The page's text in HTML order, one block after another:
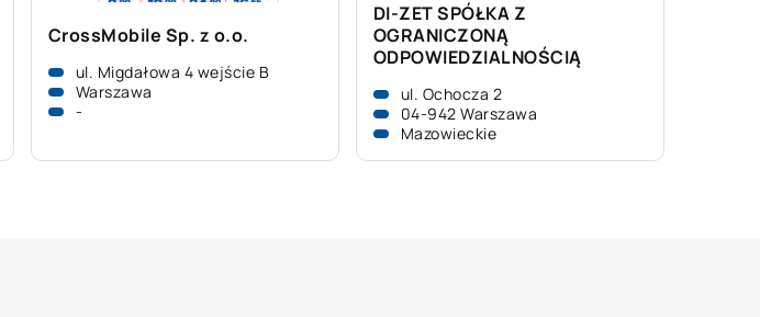
CrossMobile Sp. z o.o.
ul. Migdałowa 4 wejście B
Warszawa
-
DI-ZET SPÓŁKA Z
OGRANICZONĄ
ODPOWIEDZIALNOŚCIĄ
ul. Ochocza 2
04-942 Warszawa
Mazowieckie